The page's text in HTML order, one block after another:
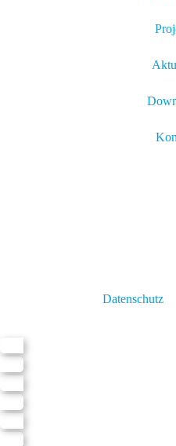
Datenschutz